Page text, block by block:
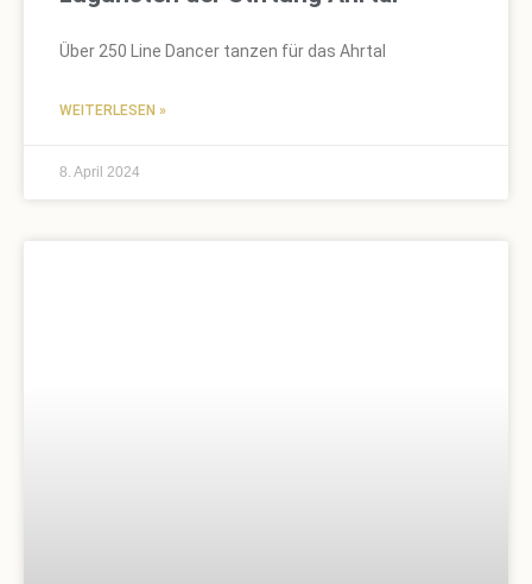
Über 250 Line Dancer tanzen für das Ahrtal
WEITERLESEN »
8. April 2024